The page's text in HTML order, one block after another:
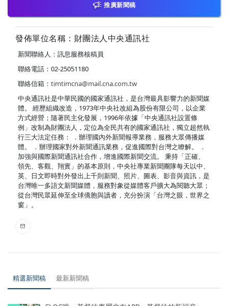
推廣新聞稿
發佈單位名稱：財團法人中央通訊社
新聞聯絡人：訊息服務核稿員
聯絡電話：02-25051180
聯絡信箱： timtimcna@mail.cna.com.tw
中央通訊社是中華民國的國家通訊社，是台灣最具影響力的新聞媒
體。 經歷組織改造，1973年中央社改組為股份有限公司，以企業
方式經營；隨著民主化發展，1996年依據「中央通訊社設置條
例」改制為財團法人，定位為全民共有的國家通訊社，獨立超然執
行三大法定任務： ．辦理國內外新聞報導業務，服務大眾傳播媒
體。 ．辦理國家對外新聞通訊業務，促進國際對台灣之瞭解。 ．
加強與國際新聞通訊社合作，增進國際新聞交流。 秉持「正確、
領先、客觀、翔實」的基本原則，中央社專業新聞團隊每天以中、
英、日文即時對外發出上千則新聞、照片、圖表、影音與資訊，是
台灣唯一多語文新聞媒體，服務對象從媒體客戶擴大為閱聽大眾；
從台灣民眾延伸至全球僑胞與讀者，充分扮演「台灣之眼，世界之
窗」。
精選新聞稿 最新新聞稿